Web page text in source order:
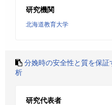
研究機関
北海道教育大学
分娩時の安全性と質を保
析
研究代表者